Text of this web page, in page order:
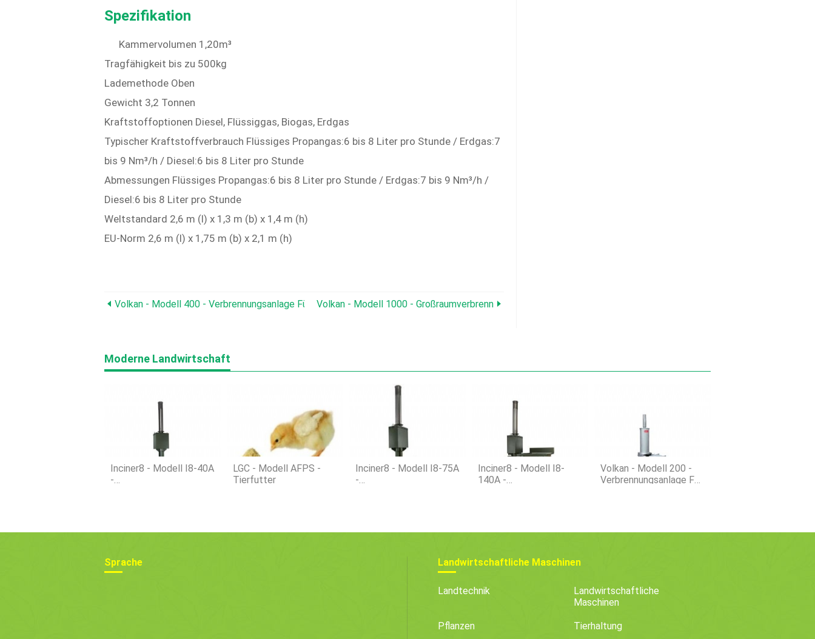
Spezifikation
Kammervolumen 1,20m³
Tragfähigkeit bis zu 500kg
Lademethode Oben
Gewicht 3,2 Tonnen
Kraftstoffoptionen Diesel, Flüssiggas, Biogas, Erdgas
Typischer Kraftstoffverbrauch Flüssiges Propangas:6 bis 8 Liter pro Stunde / Erdgas:7
bis 9 Nm³/h / Diesel:6 bis 8 Liter pro Stunde
Abmessungen Flüssiges Propangas:6 bis 8 Liter pro Stunde / Erdgas:7 bis 9 Nm³/h /
Diesel:6 bis 8 Liter pro Stunde
Weltstandard 2,6 m (l) x 1,3 m (b) x 1,4 m (h)
EU-Norm 2,6 m (l) x 1,75 m (b) x 2,1 m (h)
Volkan - Modell 400 - Verbrennungsanlage Für Tierkadaver Mit Mittlerer Kapazität
Volkan - Modell 1000 - Großraumverbrennungsanlage Für Tierkadaver
Moderne Landwirtschaft
Inciner8 - Modell I8-40A
-
LGC - Modell AFPS -
Tierfutter
Inciner8 - Modell I8-75A
-
Inciner8 - Modell I8-
140A -
Volkan - Modell 200 -
Verbrennungsanlage Für
Sprache Landwirtschaftliche Maschinen
Landtechnik
Landwirtschaftliche
Maschinen
Pflanzen Tierhaltung